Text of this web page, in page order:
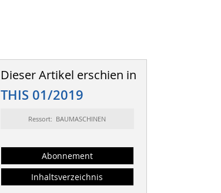
Dieser Artikel erschien in
THIS 01/2019
Ressort: BAUMASCHINEN
Abonnement
Inhaltsverzeichnis